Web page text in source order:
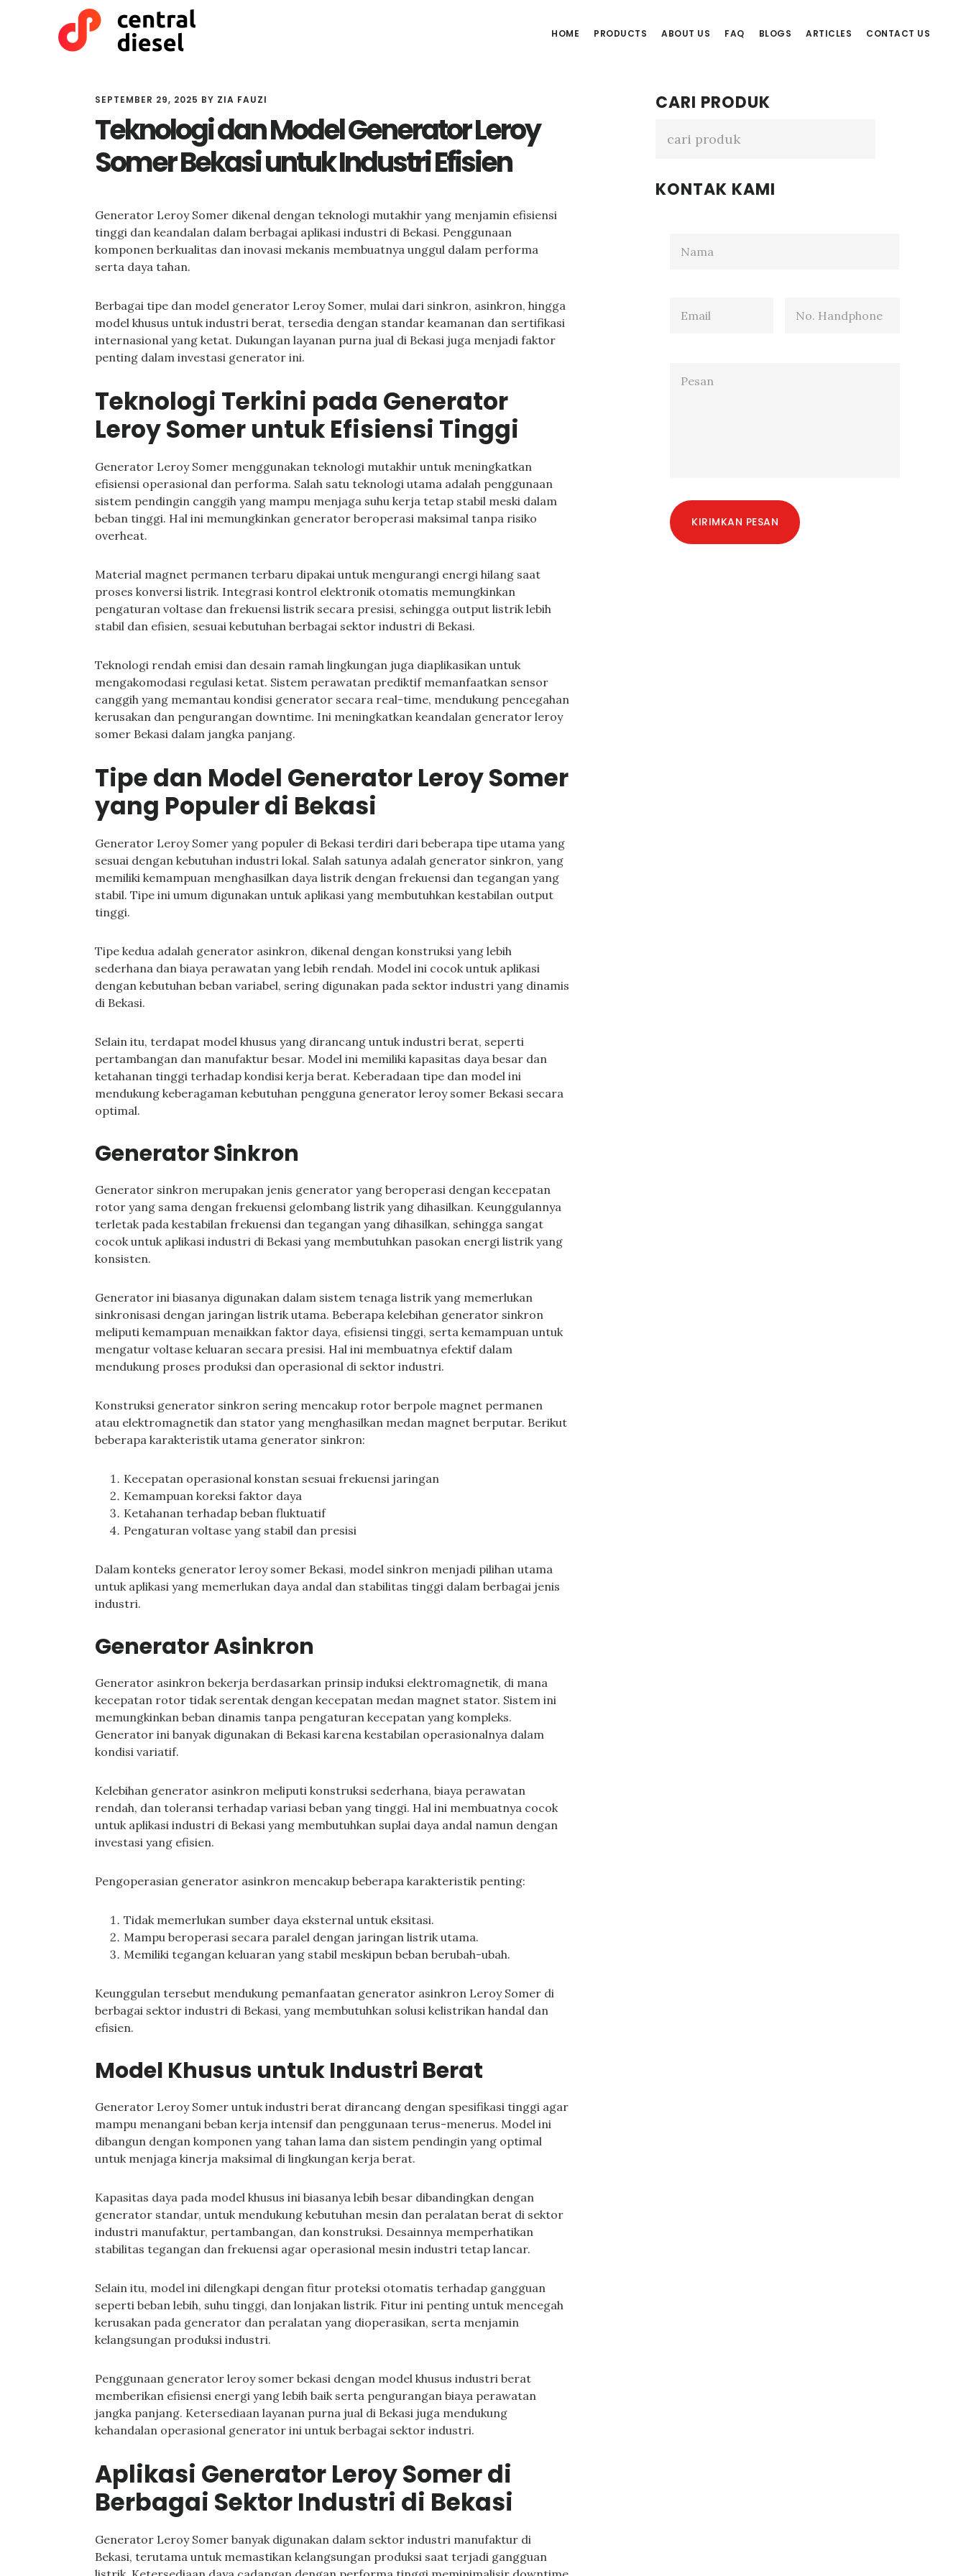
HOME PRODUCTS ABOUT US FAQ BLOGS ARTICLES CONTACT US
SEPTEMBER 29, 2025 BY ZIA FAUZI
Teknologi dan Model Generator Leroy
Somer Bekasi untuk Industri Efisien
Generator Leroy Somer dikenal dengan teknologi mutakhir yang menjamin efisiensi
tinggi dan keandalan dalam berbagai aplikasi industri di Bekasi. Penggunaan
komponen berkualitas dan inovasi mekanis membuatnya unggul dalam performa
serta daya tahan.
Berbagai tipe dan model generator Leroy Somer, mulai dari sinkron, asinkron, hingga
model khusus untuk industri berat, tersedia dengan standar keamanan dan sertifikasi
internasional yang ketat. Dukungan layanan purna jual di Bekasi juga menjadi faktor
penting dalam investasi generator ini.
Teknologi Terkini pada Generator
Leroy Somer untuk Efisiensi Tinggi
Generator Leroy Somer menggunakan teknologi mutakhir untuk meningkatkan
efisiensi operasional dan performa. Salah satu teknologi utama adalah penggunaan
sistem pendingin canggih yang mampu menjaga suhu kerja tetap stabil meski dalam
beban tinggi. Hal ini memungkinkan generator beroperasi maksimal tanpa risiko
overheat.
Material magnet permanen terbaru dipakai untuk mengurangi energi hilang saat
proses konversi listrik. Integrasi kontrol elektronik otomatis memungkinkan
pengaturan voltase dan frekuensi listrik secara presisi, sehingga output listrik lebih
stabil dan efisien, sesuai kebutuhan berbagai sektor industri di Bekasi.
Teknologi rendah emisi dan desain ramah lingkungan juga diaplikasikan untuk
mengakomodasi regulasi ketat. Sistem perawatan prediktif memanfaatkan sensor
canggih yang memantau kondisi generator secara real-time, mendukung pencegahan
kerusakan dan pengurangan downtime. Ini meningkatkan keandalan generator leroy
somer Bekasi dalam jangka panjang.
Tipe dan Model Generator Leroy Somer
yang Populer di Bekasi
Generator Leroy Somer yang populer di Bekasi terdiri dari beberapa tipe utama yang
sesuai dengan kebutuhan industri lokal. Salah satunya adalah generator sinkron, yang
memiliki kemampuan menghasilkan daya listrik dengan frekuensi dan tegangan yang
stabil. Tipe ini umum digunakan untuk aplikasi yang membutuhkan kestabilan output
tinggi.
Tipe kedua adalah generator asinkron, dikenal dengan konstruksi yang lebih
sederhana dan biaya perawatan yang lebih rendah. Model ini cocok untuk aplikasi
dengan kebutuhan beban variabel, sering digunakan pada sektor industri yang dinamis
di Bekasi.
Selain itu, terdapat model khusus yang dirancang untuk industri berat, seperti
pertambangan dan manufaktur besar. Model ini memiliki kapasitas daya besar dan
ketahanan tinggi terhadap kondisi kerja berat. Keberadaan tipe dan model ini
mendukung keberagaman kebutuhan pengguna generator leroy somer Bekasi secara
optimal.
Generator Sinkron
Generator sinkron merupakan jenis generator yang beroperasi dengan kecepatan
rotor yang sama dengan frekuensi gelombang listrik yang dihasilkan. Keunggulannya
terletak pada kestabilan frekuensi dan tegangan yang dihasilkan, sehingga sangat
cocok untuk aplikasi industri di Bekasi yang membutuhkan pasokan energi listrik yang
konsisten.
Generator ini biasanya digunakan dalam sistem tenaga listrik yang memerlukan
sinkronisasi dengan jaringan listrik utama. Beberapa kelebihan generator sinkron
meliputi kemampuan menaikkan faktor daya, efisiensi tinggi, serta kemampuan untuk
mengatur voltase keluaran secara presisi. Hal ini membuatnya efektif dalam
mendukung proses produksi dan operasional di sektor industri.
Konstruksi generator sinkron sering mencakup rotor berpole magnet permanen
atau elektromagnetik dan stator yang menghasilkan medan magnet berputar. Berikut
beberapa karakteristik utama generator sinkron:
Kecepatan operasional konstan sesuai frekuensi jaringan
Kemampuan koreksi faktor daya
Ketahanan terhadap beban fluktuatif
Pengaturan voltase yang stabil dan presisi
Dalam konteks generator leroy somer Bekasi, model sinkron menjadi pilihan utama
untuk aplikasi yang memerlukan daya andal dan stabilitas tinggi dalam berbagai jenis
industri.
Generator Asinkron
Generator asinkron bekerja berdasarkan prinsip induksi elektromagnetik, di mana
kecepatan rotor tidak serentak dengan kecepatan medan magnet stator. Sistem ini
memungkinkan beban dinamis tanpa pengaturan kecepatan yang kompleks.
Generator ini banyak digunakan di Bekasi karena kestabilan operasionalnya dalam
kondisi variatif.
Kelebihan generator asinkron meliputi konstruksi sederhana, biaya perawatan
rendah, dan toleransi terhadap variasi beban yang tinggi. Hal ini membuatnya cocok
untuk aplikasi industri di Bekasi yang membutuhkan suplai daya andal namun dengan
investasi yang efisien.
Pengoperasian generator asinkron mencakup beberapa karakteristik penting:
Tidak memerlukan sumber daya eksternal untuk eksitasi.
Mampu beroperasi secara paralel dengan jaringan listrik utama.
Memiliki tegangan keluaran yang stabil meskipun beban berubah-ubah.
Keunggulan tersebut mendukung pemanfaatan generator asinkron Leroy Somer di
berbagai sektor industri di Bekasi, yang membutuhkan solusi kelistrikan handal dan
efisien.
Model Khusus untuk Industri Berat
Generator Leroy Somer untuk industri berat dirancang dengan spesifikasi tinggi agar
mampu menangani beban kerja intensif dan penggunaan terus-menerus. Model ini
dibangun dengan komponen yang tahan lama dan sistem pendingin yang optimal
untuk menjaga kinerja maksimal di lingkungan kerja berat.
Kapasitas daya pada model khusus ini biasanya lebih besar dibandingkan dengan
generator standar, untuk mendukung kebutuhan mesin dan peralatan berat di sektor
industri manufaktur, pertambangan, dan konstruksi. Desainnya memperhatikan
stabilitas tegangan dan frekuensi agar operasional mesin industri tetap lancar.
Selain itu, model ini dilengkapi dengan fitur proteksi otomatis terhadap gangguan
seperti beban lebih, suhu tinggi, dan lonjakan listrik. Fitur ini penting untuk mencegah
kerusakan pada generator dan peralatan yang dioperasikan, serta menjamin
kelangsungan produksi industri.
Penggunaan generator leroy somer bekasi dengan model khusus industri berat
memberikan efisiensi energi yang lebih baik serta pengurangan biaya perawatan
jangka panjang. Ketersediaan layanan purna jual di Bekasi juga mendukung
kehandalan operasional generator ini untuk berbagai sektor industri.
Aplikasi Generator Leroy Somer di
Berbagai Sektor Industri di Bekasi
Generator Leroy Somer banyak digunakan dalam sektor industri manufaktur di
Bekasi, terutama untuk memastikan kelangsungan produksi saat terjadi gangguan
Primary
Sidebar
CARI PRODUK
KONTAK KAMI
KIRIMKAN PESAN